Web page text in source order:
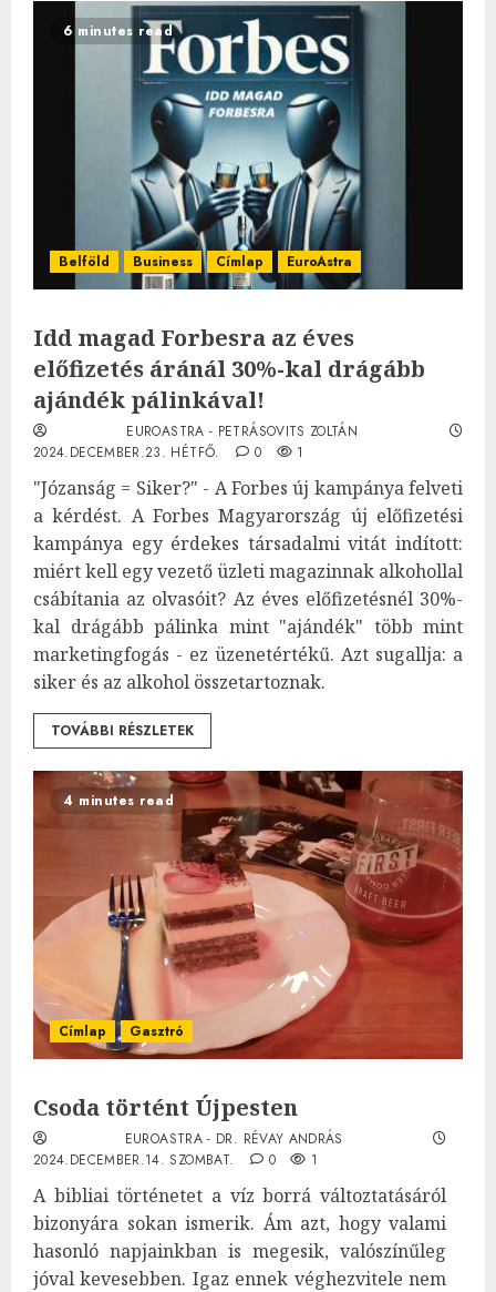
6 minutes read
Belföld Business Címlap EuroAstra
Idd magad Forbesra az éves
előfizetés áránál 30%-kal drágább
ajándék pálinkával!
EUROASTRA - PETRÁSOVITS ZOLTÁN
2024.DECEMBER.23. HÉTFŐ.
0 1
"Józanság = Siker?" - A Forbes új kampánya felveti
a kérdést. A Forbes Magyarország új előfizetési
kampánya egy érdekes társadalmi vitát indított:
miért kell egy vezető üzleti magazinnak alkohollal
csábítania az olvasóit? Az éves előfizetésnél 30%-
kal drágább pálinka mint "ajándék" több mint
marketingfogás - ez üzenetértékű. Azt sugallja: a
siker és az alkohol összetartoznak.
TOVÁBBI RÉSZLETEK
4 minutes read
Címlap Gasztró
Csoda történt Újpesten
EUROASTRA - DR. RÉVAY ANDRÁS
2024.DECEMBER.14. SZOMBAT.
0 1
A bibliai történetet a víz borrá változtatásáról
bizonyára sokan ismerik. Ám azt, hogy valami
hasonló napjainkban is megesik, valószínűleg
jóval kevesebben. Igaz ennek véghezvitele nem